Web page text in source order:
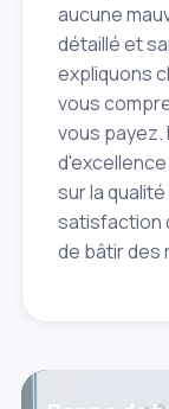
aucune
détaillé et
expliquons
vous
vous
d'excellence
sur la
satisfaction
de bâtir des